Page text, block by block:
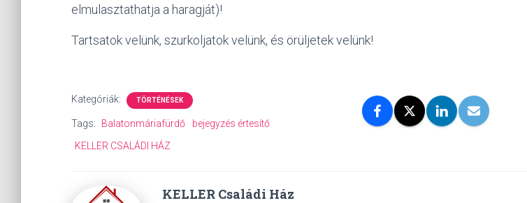
elmulasztathatja a haragját)!
Tartsatok velünk, szurkoljatok velünk, és örüljetek velünk!
Kategóriák: TÖRTÉNÉSEK
Tags: Balatonmáriafürdő
bejegyzés értesítő
KELLER CSALÁDI HÁZ
KELLER Családi Ház